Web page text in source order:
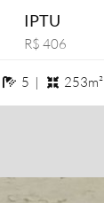
IPTU
R$ 406
5 banheiros
5 | 253m²